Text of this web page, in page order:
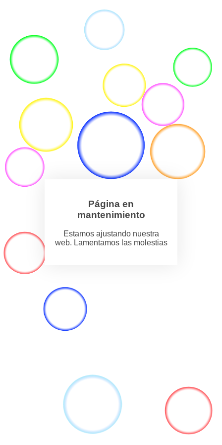
Página en
mantenimiento
Estamos ajustando nuestra
web. Lamentamos las molestias